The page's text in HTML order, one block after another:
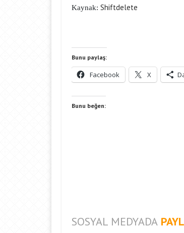
Kaynak: Shiftdelete
Bunu paylaş:
Facebook X
Bunu beğen:
SOSYAL MEDYADA